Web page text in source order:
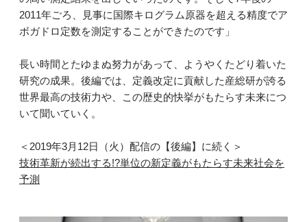
2011年ごろ、見事に国際キログラム原器を超える精度でア
ボガドロ定数を測定することができたのです」
長い時間とたゆまぬ努力があって、ようやくたどり着いた
研究の成果。後編では、定義改定に貢献した産総研が誇る
世界最高の技術力や、この歴史的快挙がもたらす未来につ
いて聞いていく。
＜2019年3月12日（火）配信の【後編】に続く＞
技術革新が続出する!?単位の新定義がもたらす未来社会を
予測